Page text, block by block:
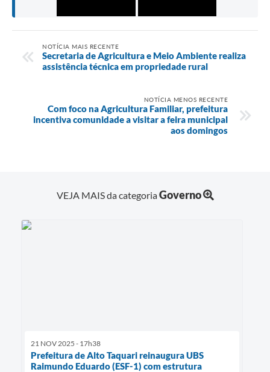
NOTÍCIA MAIS RECENTE
Secretaria de Agricultura e Meio Ambiente realiza
assistência técnica em propriedade rural
NOTÍCIA MENOS RECENTE
Com foco na Agricultura Familiar, prefeitura
incentiva comunidade a visitar a feira municipal
aos domingos
VEJA MAIS da categoriaGoverno
21 NOV 2025 - 17h38
Prefeitura de Alto Taquari reinaugura UBS
Raimundo Eduardo (ESF-1) com estrutura